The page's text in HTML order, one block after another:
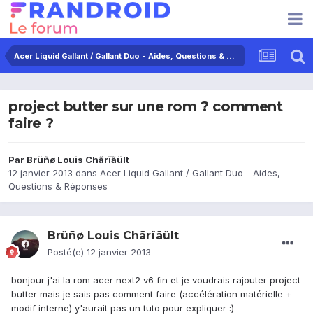
Acer Liquid Gallant / Gallant Duo - Aides, Questions & Réponses
project butter sur une rom ? comment
faire ?
Par Brüñø Louis Chãrïãült
12 janvier 2013 dans Acer Liquid Gallant / Gallant Duo - Aides,
Questions & Réponses
Brüñø Louis Chãrïãült
Posté(e) 12 janvier 2013
bonjour j'ai la rom acer next2 v6 fin et je voudrais rajouter project
butter mais je sais pas comment faire (accélération matérielle +
modif interne) y'aurait pas un tuto pour expliquer :)